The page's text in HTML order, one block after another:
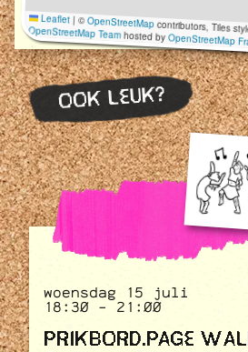
Leaflet |©OpenStreetMapcontributors, Tiles
OpenStreetMap Teamhosted byOpenStreetMap
OOK LEUK?
woensdag 15 juli
18:30 - 21:00
PRIKBORD.PAGE